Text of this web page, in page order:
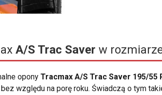
A/S Trac Saver w
opony Tracmax A/S Trac Saver 195/55
względu na porę roku. Świadczą o tym